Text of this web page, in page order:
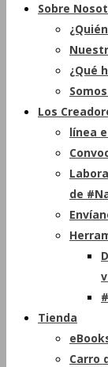
Sobre
¿Qué
Los
línea
de
Tienda
Carro